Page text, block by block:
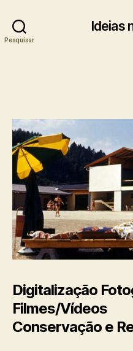
Pesquisar
Ideias
Digitalização
Filmes/Vídeos
Conservação e